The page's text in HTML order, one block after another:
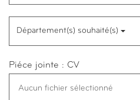
Département(s) souhaité(s)
Piéce jointe : CV